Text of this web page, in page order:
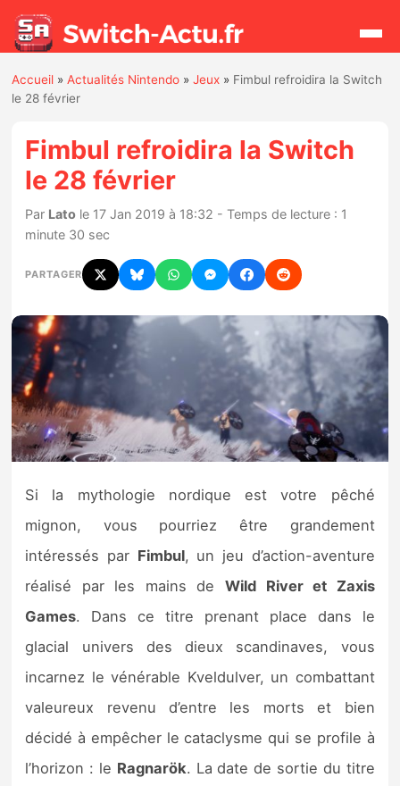
Actualités
Jeux
Hardware
Chiffres de ventes
Rumeurs
Nintendo Direct
Tests et previews
Tests de jeux
Tests d’accessoires
Autres tests
Previews
Précommandes
Précommandes jeux Switch 2
Accueil »Actualités Nintendo »Jeux » Fimbul refroidira la Switch
le 28 février
Fimbul refroidira la Switch
le 28 février
Par Lato le 17 Jan 2019 à 18:32 - Temps de lecture : 1
minute 30 sec
PARTAGER
Si la mythologie nordique est votre pêché
mignon, vous pourriez être grandement
intéressés par Fimbul, un jeu d’action-aventure
réalisé par les mains deWild River et Zaxis
Games. Dans ce titre prenant place dans le
glacial univers des dieux scandinaves, vous
incarnez le vénérable Kveldulver, un combattant
valeureux revenu d’entre les morts et bien
décidé à empêcher le cataclysme qui se profile à
l’horizon : le Ragnarök. La date de sortie du titre